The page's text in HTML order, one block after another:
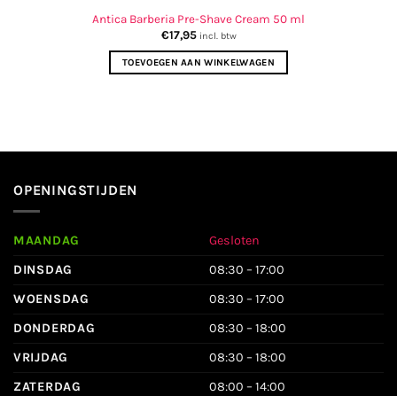
Antica Barberia Pre-Shave Cream 50 ml
€17,95 incl. btw
TOEVOEGEN AAN WINKELWAGEN
OPENINGSTIJDEN
MAANDAG
Gesloten
DINSDAG
08:30 – 17:00
WOENSDAG
08:30 – 17:00
DONDERDAG
08:30 – 18:00
VRIJDAG
08:30 – 18:00
ZATERDAG
08:00 – 14:00